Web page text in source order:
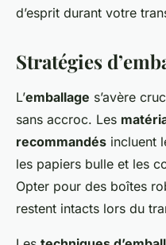
d’esprit durant votre
Stratégies
L’emballage s’avère
sans accroc. Les
recommandés incluent
les papiers bulle et les
Opter pour des boîtes
restent intacts lors du